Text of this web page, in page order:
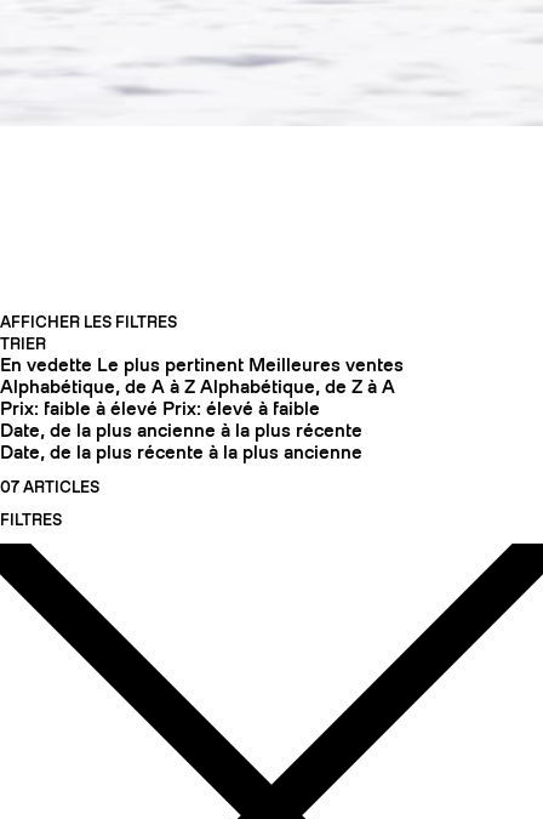
AFFICHER LES FILTRES
TRIER
En vedette Le plus pertinent Meilleures ventes
Alphabétique, de A à Z Alphabétique, de Z à A
Prix: faible à élevé Prix: élevé à faible
Date, de la plus ancienne à la plus récente
Date, de la plus récente à la plus ancienne
07 ARTICLES
FILTRES